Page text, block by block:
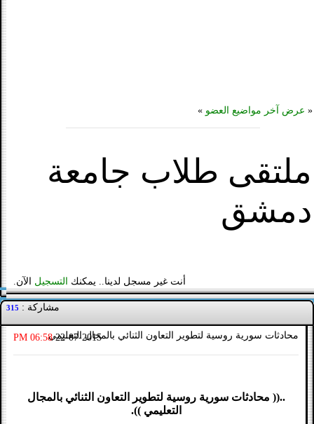
« عرض آخر مواضيع العضو »
ملتقى طلاب جامعة
دمشق
أنت غير مسجل لدينا.. يمكنك التسجيل الآن.
مشاركة : 315
محادثات سورية روسية لتطوير التعاون الثنائي بالمجال التعليمي
22-07-2015
06:58 PM
..(( محادثات سورية روسية لتطوير التعاون الثنائي بالمجال
التعليمي )).